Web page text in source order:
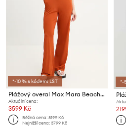
*-10 % s kódem: LST
Plážový overal Max Mara Beachwear
Aktuální cena:
3599 Kč
Běžná cena:8199 Kč
Nejnižší cena:3799 Kč
*-